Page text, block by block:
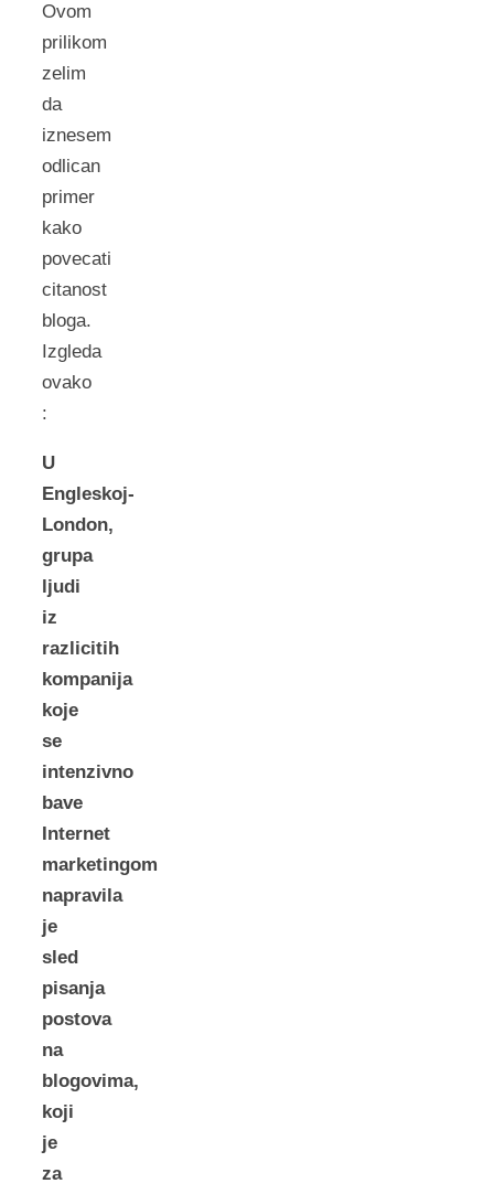
Ovom
prilikom
zelim
da
iznesem
odlican
primer
kako
povecati
citanost
bloga.
Izgleda
ovako
:
U
Engleskoj-
London,
grupa
ljudi
iz
razlicitih
kompanija
koje
se
intenzivno
bave
Internet
marketingom
napravila
je
sled
pisanja
postova
na
blogovima,
koji
je
za